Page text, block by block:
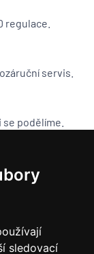
sledovací
regulace.
servis.
podělíme.
na přepravu?